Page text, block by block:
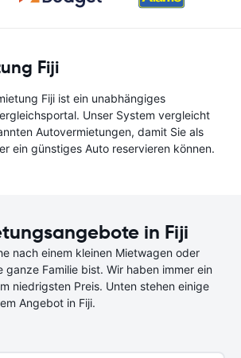
Fiji
Fiji ist ein unabhängiges
Unser System vergleicht
Autovermietungen, damit Sie als
ein günstiges Auto reservieren können.
in Fiji
nach einem kleinen Mietwagen oder
ganze Familie bist. Wir haben immer ein
niedrigsten Preis. Unten stehen einige
Angebot in Fiji.